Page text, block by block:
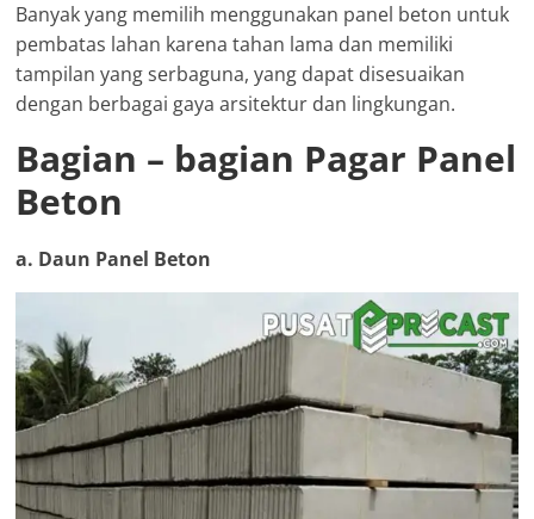
Banyak yang memilih menggunakan panel beton untuk
pembatas lahan karena tahan lama dan memiliki
tampilan yang serbaguna, yang dapat disesuaikan
dengan berbagai gaya arsitektur dan lingkungan.
Bagian – bagian Pagar Panel
Beton
a. Daun Panel Beton